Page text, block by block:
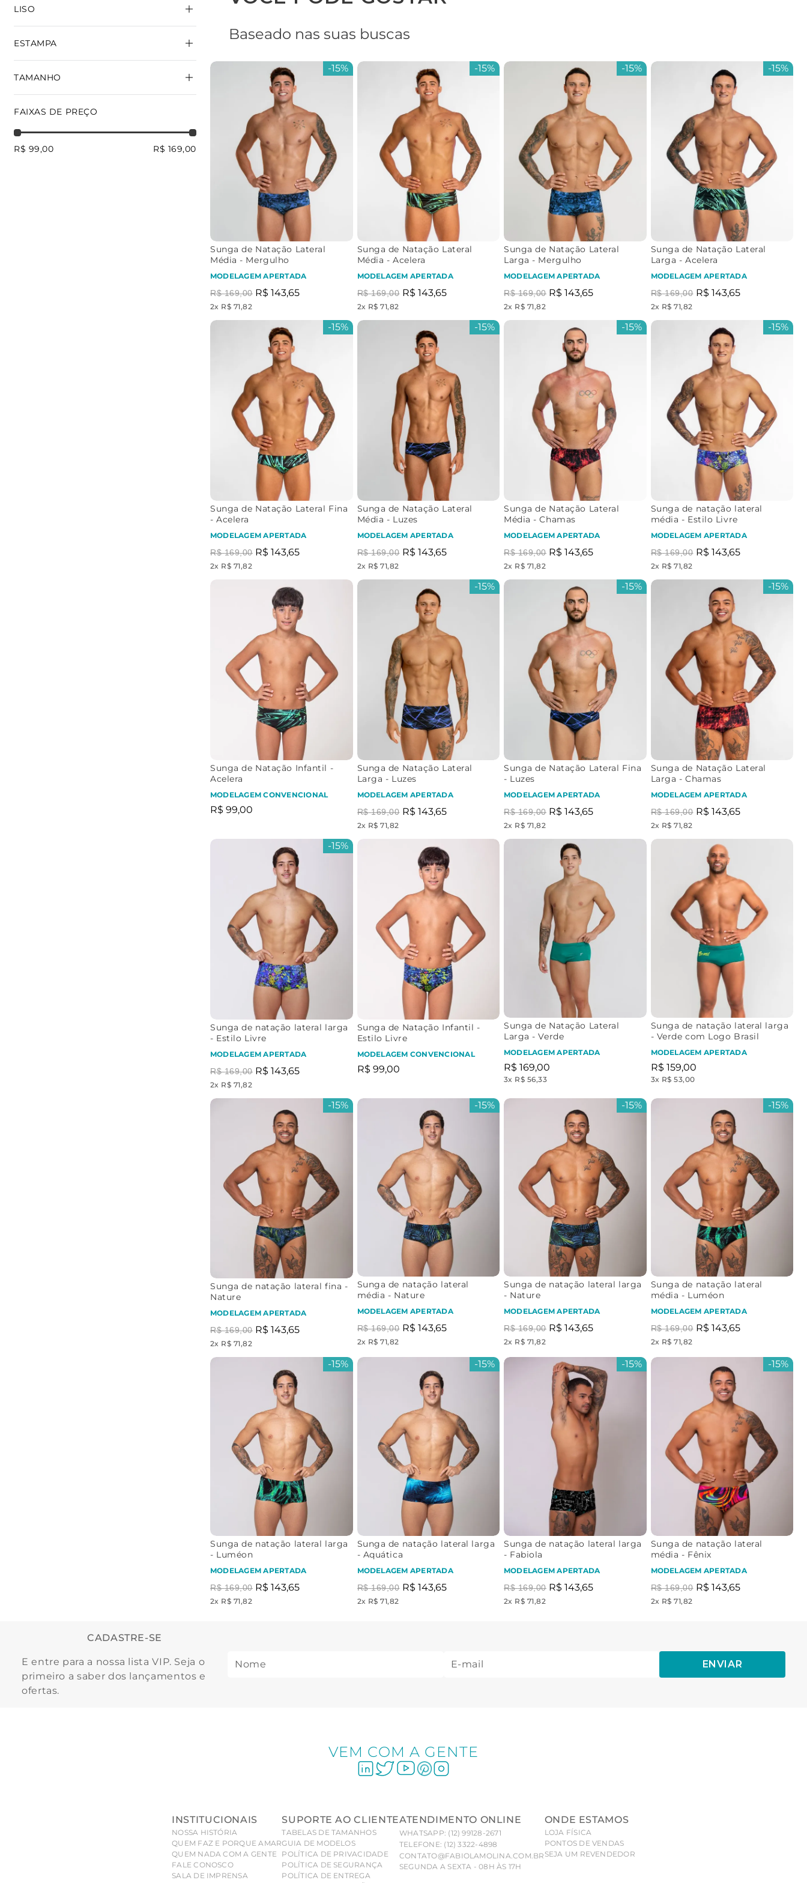
ESTAMPA
LISO
MARINHO
LATERAL MÉDIA
LATERAL FINA
LATERAL LARGA
TAMANHO
GG 2GG
FAIXAS DE PREÇO
R$ 99,00 R$ 169,00
Baseado nas suas buscas
-15%
Sunga de Natação Lateral
Média - Mergulho
MODELAGEM APERTADA
R$ 169,00 R$ 143,65
2x R$ 71,82
-15%
Sunga de Natação Lateral
Média - Acelera
MODELAGEM APERTADA
R$ 169,00 R$ 143,65
2x R$ 71,82
-15%
Sunga de Natação Lateral
Larga - Mergulho
MODELAGEM APERTADA
R$ 169,00 R$ 143,65
2x R$ 71,82
-15%
Sunga de Natação Lateral
Larga - Acelera
MODELAGEM APERTADA
R$ 169,00 R$ 143,65
2x R$ 71,82
-15%
Sunga de Natação Lateral Fina
- Acelera
MODELAGEM APERTADA
R$ 169,00 R$ 143,65
2x R$ 71,82
-15%
Sunga de Natação Lateral
Média - Luzes
MODELAGEM APERTADA
R$ 169,00 R$ 143,65
2x R$ 71,82
-15%
Sunga de Natação Lateral
Média - Chamas
MODELAGEM APERTADA
R$ 169,00 R$ 143,65
2x R$ 71,82
-15%
Sunga de natação lateral
média - Estilo Livre
MODELAGEM APERTADA
R$ 169,00 R$ 143,65
2x R$ 71,82
Sunga de Natação Infantil -
Acelera
MODELAGEM CONVENCIONAL
R$ 99,00
-15%
Sunga de Natação Lateral
Larga - Luzes
MODELAGEM APERTADA
R$ 169,00 R$ 143,65
2x R$ 71,82
-15%
Sunga de Natação Lateral Fina
- Luzes
MODELAGEM APERTADA
R$ 169,00 R$ 143,65
2x R$ 71,82
-15%
Sunga de Natação Lateral
Larga - Chamas
MODELAGEM APERTADA
R$ 169,00 R$ 143,65
2x R$ 71,82
-15%
Sunga de natação lateral larga
- Estilo Livre
MODELAGEM APERTADA
R$ 169,00 R$ 143,65
2x R$ 71,82
Sunga de Natação Infantil -
Estilo Livre
MODELAGEM CONVENCIONAL
R$ 99,00
Sunga de Natação Lateral
Larga - Verde
MODELAGEM APERTADA
R$ 169,00
3x R$ 56,33
Sunga de natação lateral larga
- Verde com Logo Brasil
MODELAGEM APERTADA
R$ 159,00
3x R$ 53,00
-15%
Sunga de natação lateral fina -
Nature
MODELAGEM APERTADA
R$ 169,00 R$ 143,65
2x R$ 71,82
-15%
Sunga de natação lateral
média - Nature
MODELAGEM APERTADA
R$ 169,00 R$ 143,65
2x R$ 71,82
-15%
Sunga de natação lateral larga
- Nature
MODELAGEM APERTADA
R$ 169,00 R$ 143,65
2x R$ 71,82
-15%
Sunga de natação lateral
média - Luméon
MODELAGEM APERTADA
R$ 169,00 R$ 143,65
2x R$ 71,82
-15%
Sunga de natação lateral larga
- Luméon
MODELAGEM APERTADA
R$ 169,00 R$ 143,65
2x R$ 71,82
-15%
Sunga de natação lateral larga
- Aquática
MODELAGEM APERTADA
R$ 169,00 R$ 143,65
2x R$ 71,82
-15%
Sunga de natação lateral larga
- Fabiola
MODELAGEM APERTADA
R$ 169,00 R$ 143,65
2x R$ 71,82
-15%
Sunga de natação lateral
média - Fênix
MODELAGEM APERTADA
R$ 169,00 R$ 143,65
2x R$ 71,82
CADASTRE-SE
E entre para a nossa lista VIP. Seja o
primeiro a saber dos lançamentos e
ofertas.
ENVIAR
VEM COM A GENTE
INSTITUCIONAIS
NOSSA HISTÓRIA
QUEM FAZ E PORQUE AMAR
QUEM NADA COM A GENTE
FALE CONOSCO
SALA DE IMPRENSA
SUPORTE AO CLIENTE
TABELAS DE TAMANHOS
GUIA DE MODELOS
POLÍTICA DE PRIVACIDADE
POLÍTICA DE SEGURANÇA
POLÍTICA DE ENTREGA
ATENDIMENTO ONLINE
WHATSAPP: (12) 99128-2671
TELEFONE: (12) 3322-4898
CONTATO@FABIOLAMOLINA.COM.BR
SEGUNDA A SEXTA - 08H ÀS 17H
ONDE ESTAMOS
LOJA FÍSICA
PONTOS DE VENDAS
SEJA UM REVENDEDOR